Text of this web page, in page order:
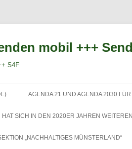
mobil +++
S4F
Inhalt
AGENDA 21 UND AGENDA 2030
SICH IN DEN 2020ER JAHREN
„NACHHALTIGES MÜNSTERLAND“